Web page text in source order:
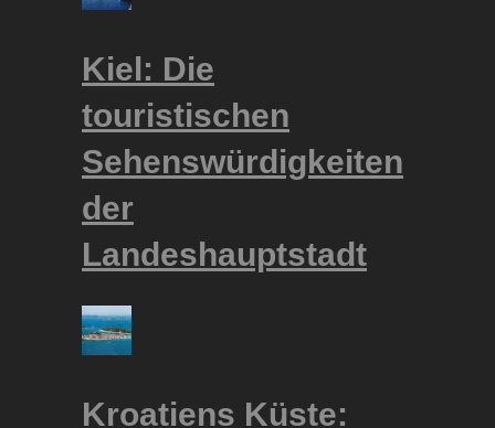
Kiel: Die
touristischen
Sehenswürdigkeiten
der
Landeshauptstadt
Kroatiens Küste: